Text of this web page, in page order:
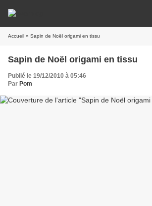
Accueil » Sapin de Noël origami en tissu
Sapin de Noël origami en tissu
Publié le 19/12/2010 à 05:46
Par Pom